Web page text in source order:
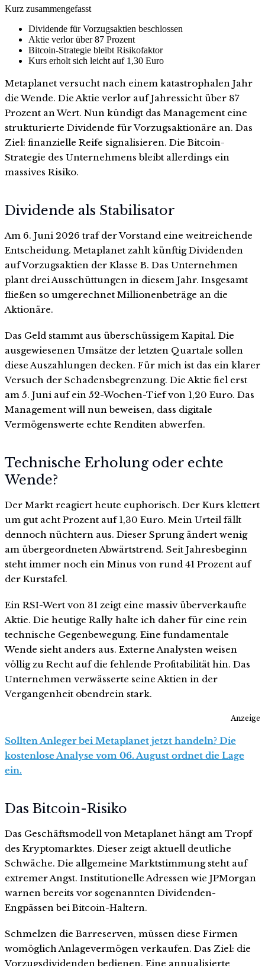
Kurz zusammengefasst
Dividende für Vorzugsaktien beschlossen
Aktie verlor über 87 Prozent
Bitcoin-Strategie bleibt Risikofaktor
Kurs erholt sich leicht auf 1,30 Euro
Metaplanet versucht nach einem katastrophalen Jahr
die Wende. Die Aktie verlor auf Jahressicht über 87
Prozent an Wert. Nun kündigt das Management eine
strukturierte Dividende für Vorzugsaktionäre an. Das
Ziel: finanzielle Reife signalisieren. Die Bitcoin-
Strategie des Unternehmens bleibt allerdings ein
massives Risiko.
Dividende als Stabilisator
Am 6. Juni 2026 traf der Vorstand eine weitreichende
Entscheidung. Metaplanet zahlt künftig Dividenden
auf Vorzugsaktien der Klasse B. Das Unternehmen
plant drei Ausschüttungen in diesem Jahr. Insgesamt
fließen so umgerechnet Millionenbeträge an die
Aktionäre.
Das Geld stammt aus überschüssigem Kapital. Die
ausgewiesenen Umsätze der letzten Quartale sollen
diese Auszahlungen decken. Für mich ist das ein klarer
Versuch der Schadensbegrenzung. Die Aktie fiel erst
am 5. Juni auf ein 52-Wochen-Tief von 1,20 Euro. Das
Management will nun beweisen, dass digitale
Vermögenswerte echte Renditen abwerfen.
Technische Erholung oder echte
Wende?
Der Markt reagiert heute euphorisch. Der Kurs klettert
um gut acht Prozent auf 1,30 Euro. Mein Urteil fällt
dennoch nüchtern aus. Dieser Sprung ändert wenig
am übergeordneten Abwärtstrend. Seit Jahresbeginn
steht immer noch ein Minus von rund 41 Prozent auf
der Kurstafel.
Ein RSI-Wert von 31 zeigt eine massiv überverkaufte
Aktie. Die heutige Rally halte ich daher für eine rein
technische Gegenbewegung. Eine fundamentale
Wende sieht anders aus. Externe Analysten weisen
völlig zu Recht auf die fehlende Profitabilität hin. Das
Unternehmen verwässerte seine Aktien in der
Vergangenheit obendrein stark.
Anzeige
Sollten Anleger bei Metaplanet jetzt handeln? Die
kostenlose Analyse vom 06. August ordnet die Lage
ein.
Das Bitcoin-Risiko
Das Geschäftsmodell von Metaplanet hängt am Tropf
des Kryptomarktes. Dieser zeigt aktuell deutliche
Schwäche. Die allgemeine Marktstimmung steht auf
extremer Angst. Institutionelle Adressen wie JPMorgan
warnen bereits vor sogenannten Dividenden-
Engpässen bei Bitcoin-Haltern.
Schmelzen die Barreserven, müssen diese Firmen
womöglich Anlagevermögen verkaufen. Das Ziel: die
Vorzugsdividenden bedienen. Eine annualisierte